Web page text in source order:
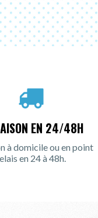
EN 24/48H
à domicile ou en point
en 24 à 48h.